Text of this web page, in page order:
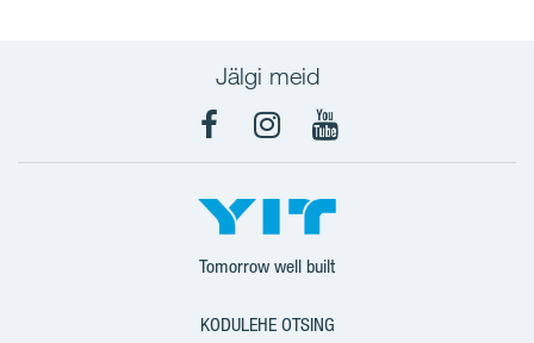
Jälgi meid
FacebookInstagram
YouTube
Tomorrow well built
KODULEHE OTSING